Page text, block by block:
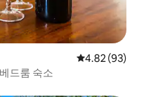
평점 4.82점(5
4.82 (93)
드룸 숙소